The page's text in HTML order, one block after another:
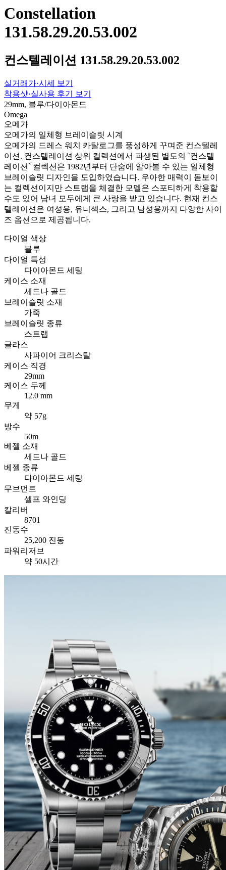
Constellation
131.58.29.20.53.002
컨스텔레이션 131.58.29.20.53.002
실거래가·시세 보기
착용샷·실사용 후기 보기
29mm, 블루/다이아몬드
Omega
오메가
오메가의 일체형 브레이슬릿 시계
오메가의 드레스 워치 카탈로그를 풍성하게 꾸며준 컨스텔레
이션. 컨스텔레이션 상위 컬렉션에서 파생된 별도의 `컨스텔
레이션` 컬렉션은 1982년부터 단숨에 알아볼 수 있는 일체형
브레이슬릿 디자인을 도입하였습니다. 우아한 매력이 돋보이
는 컬렉션이지만 스트랩을 체결한 모델은 스포티하게 착용할
수도 있어 남녀 모두에게 큰 사랑을 받고 있습니다. 현재 컨스
텔레이션은 여성용, 유니섹스, 그리고 남성용까지 다양한 사이
즈 옵션으로 제공됩니다.
다이얼 색상
블루
다이얼 특성
다이아몬드 세팅
케이스 소재
세드나 골드
브레이슬릿 소재
가죽
브레이슬릿 종류
스트랩
글라스
사파이어 크리스탈
케이스 직경
29mm
케이스 두께
12.0 mm
무게
약 57g
방수
50m
베젤 소재
세드나 골드
베젤 종류
다이아몬드 세팅
무브먼트
셀프 와인딩
칼리버
8701
진동수
25,200 진동
파워리저브
약 50시간